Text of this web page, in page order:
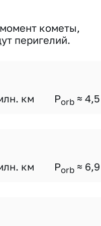
кометы,
перигелий.
км Porb ≈ 4,5
км Porb ≈ 6,9